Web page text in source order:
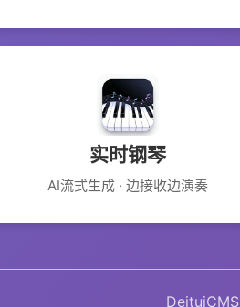
实时钢琴
AI流式生成 · 边接收边演奏
DeituiCMS